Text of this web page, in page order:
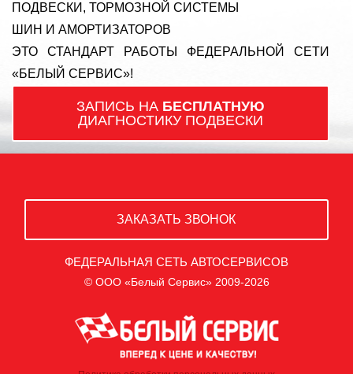
ПОДВЕСКИ, ТОРМОЗНОЙ СИСТЕМЫ
ШИН И АМОРТИЗАТОРОВ
ЭТО СТАНДАРТ РАБОТЫ ФЕДЕРАЛЬНОЙ СЕТИ
«БЕЛЫЙ СЕРВИС»!
ЗАПИСЬ НА БЕСПЛАТНУЮ
ДИАГНОСТИКУ ПОДВЕСКИ
ЗАКАЗАТЬ ЗВОНОК
ФЕДЕРАЛЬНАЯ СЕТЬ АВТОСЕРВИСОВ
© ООО «Белый Сервис» 2009-2026